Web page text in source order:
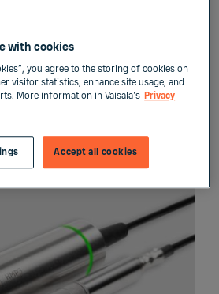
telles que
où la précision
sont des facteurs
with cookies
you agree to the storing of cookies on
visitor statistics, enhance site usage, and
More information in Vaisala's Privacy
Accept all cookies